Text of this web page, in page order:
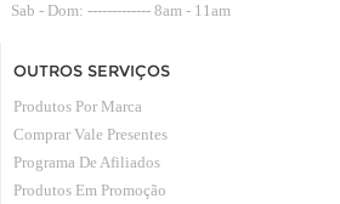
Sab - Dom: ------------- 8am - 11am
OUTROS SERVIÇOS
Produtos Por Marca
Comprar Vale Presentes
Programa De Afiliados
Produtos Em Promoção